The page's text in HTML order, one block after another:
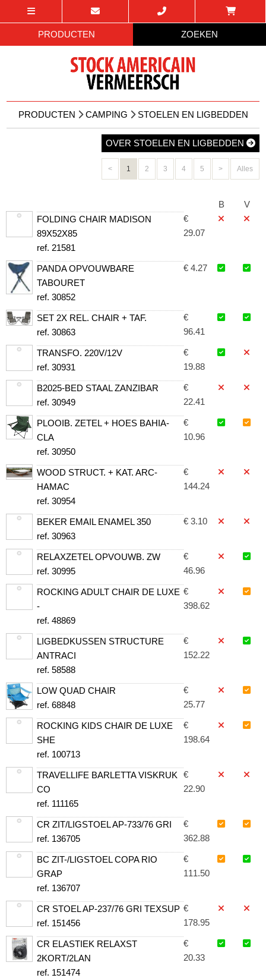
PRODUCTEN ZOEKEN
PRODUCTEN CAMPING STOELEN EN LIGBEDDEN
OVER STOELEN EN LIGBEDDEN
< 1 2 3 4 5 > Alles
V
B
FOLDING CHAIR MADISON
89X52X85
ref. 21581
€
29.07
PANDA OPVOUWBARE
TABOURET
ref. 30852
€ 4.27
SET 2X REL. CHAIR + TAF.
ref. 30863
€
96.41
TRANSFO. 220V/12V
ref. 30931
€
19.88
B2025-BED STAAL ZANZIBAR
ref. 30949
€
22.41
PLOOIB. ZETEL + HOES BAHIA-
CLA
ref. 30950
€
10.96
WOOD STRUCT. + KAT. ARC-
HAMAC
ref. 30954
€
144.24
BEKER EMAIL ENAMEL 350
ref. 30963
€ 3.10
RELAXZETEL OPVOUWB. ZW
ref. 30995
€
46.96
ROCKING ADULT CHAIR DE LUXE
-
ref. 48869
€
398.62
LIGBEDKUSSEN STRUCTURE
ANTRACI
ref. 58588
€
152.22
LOW QUAD CHAIR
ref. 68848
€
25.77
ROCKING KIDS CHAIR DE LUXE
SHE
ref. 100713
€
198.64
TRAVELLIFE BARLETTA VISKRUK
CO
ref. 111165
€
22.90
CR ZIT/LIGSTOEL AP-733/76 GRI
ref. 136705
€
362.88
BC ZIT-/LIGSTOEL COPA RIO
GRAP
ref. 136707
€
111.50
CR STOEL AP-237/76 GRI TEXSUP
ref. 151456
€
178.95
CR ELASTIEK RELAXST
2KORT/2LAN
ref. 151474
€
20.33